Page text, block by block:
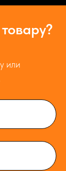
или